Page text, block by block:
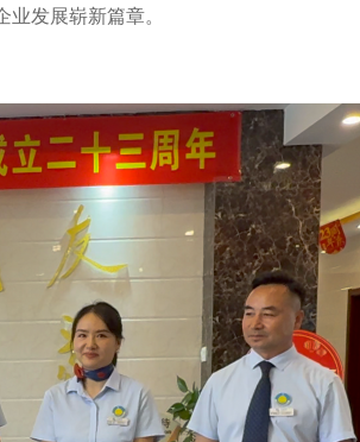
发展崭新篇章。